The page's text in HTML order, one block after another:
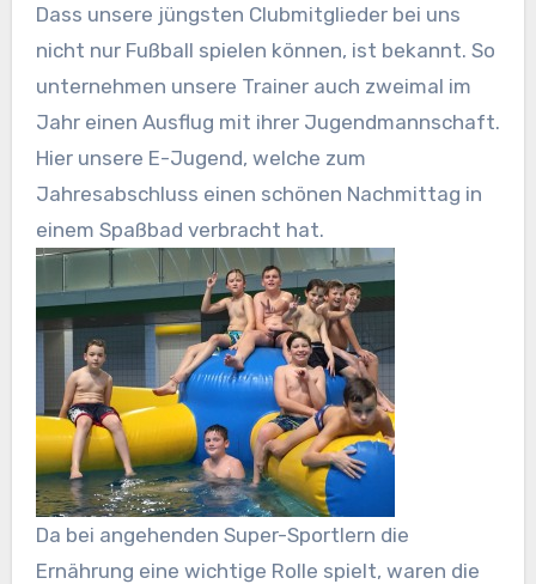
Dass unsere jüngsten Clubmitglieder bei uns
nicht nur Fußball spielen können, ist bekannt. So
unternehmen unsere Trainer auch zweimal im
Jahr einen Ausflug mit ihrer Jugendmannschaft.
Hier unsere E-Jugend, welche zum
Jahresabschluss einen schönen Nachmittag in
einem Spaßbad verbracht hat.
Da bei angehenden Super-Sportlern die
Ernährung eine wichtige Rolle spielt, waren die